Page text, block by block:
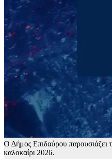
Ο Δήμος Επιδαύρου παρουσιάζει
καλοκαίρι 2026.